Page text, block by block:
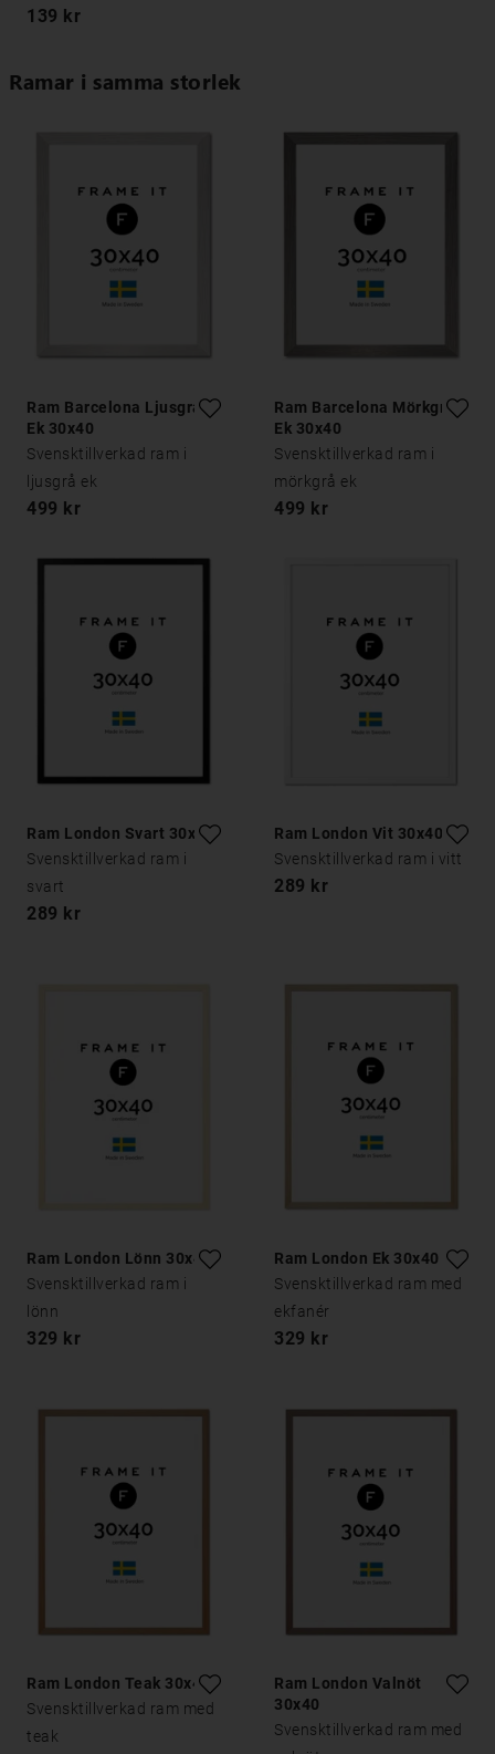
139 kr
Ramar i samma storlek
Ram Barcelona Ljusgrå
Ek 30x40
Svensktillverkad ram i
ljusgrå ek
499 kr
Ram Barcelona Mörkgrå
Ek 30x40
Svensktillverkad ram i
mörkgrå ek
499 kr
Ram London Svart 30x40
Svensktillverkad ram i
svart
289 kr
Ram London Vit 30x40
Svensktillverkad ram i vitt
289 kr
Ram London Lönn 30x40
Svensktillverkad ram i
lönn
329 kr
Ram London Ek 30x40
Svensktillverkad ram med
ekfanér
329 kr
Ram London Teak 30x40
Svensktillverkad ram med
teak
Ram London Valnöt
30x40
Svensktillverkad ram med